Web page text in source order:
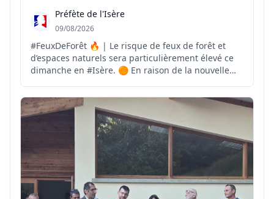
Préfète de l'Isère
09/08/2026
#FeuxDeForêt 🔥 | Le risque de feux de forêt et
d’espaces naturels sera particulièrement élevé ce
dimanche en #Isère. 🟠 En raison de la nouvelle
du vent, les secteurs Vallée du Rhône, Nord Isère,
Isère Aval, Agglo-Grésivaudan et Trièves-
Matheysine...